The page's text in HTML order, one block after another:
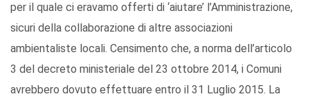
per il quale ci eravamo offerti di ‘aiutare’ l’Amministrazione,
sicuri della collaborazione di altre associazioni
ambientaliste locali. Censimento che, a norma dell’articolo
3 del decreto ministeriale del 23 ottobre 2014, i Comuni
avrebbero dovuto effettuare entro il 31 Luglio 2015. La